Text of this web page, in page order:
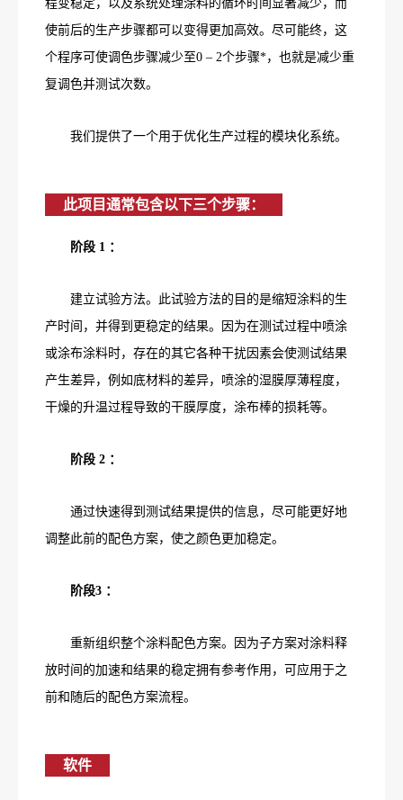
程变稳定，以及系统处理涂料的循环时间显著减少，而
使前后的生产步骤都可以变得更加高效。尽可能终，这
个程序可使调色步骤减少至0 – 2个步骤*，也就是减少重
复调色并测试次数。
我们提供了一个用于优化生产过程的模块化系统。
此项目通常包含以下三个步骤：
阶段 1 ：
建立试验方法。此试验方法的目的是缩短涂料的生
产时间，并得到更稳定的结果。因为在测试过程中喷涂
或涂布涂料时，存在的其它各种干扰因素会使测试结果
产生差异，例如底材料的差异，喷涂的湿膜厚薄程度，
干燥的升温过程导致的干膜厚度，涂布棒的损耗等。
阶段 2 ：
通过快速得到测试结果提供的信息，尽可能更好地
调整此前的配色方案，使之颜色更加稳定。
阶段3 ：
重新组织整个涂料配色方案。因为子方案对涂料释
放时间的加速和结果的稳定拥有参考作用，可应用于之
前和随后的配色方案流程。
软件